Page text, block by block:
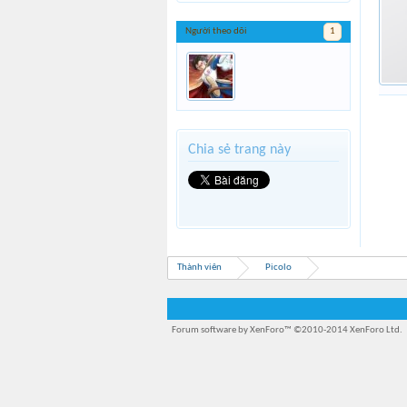
Người theo dõi 1
Chia sẻ trang này
Thành viên Picolo
Forum software by XenForo™ ©2010-2014 XenForo Ltd.